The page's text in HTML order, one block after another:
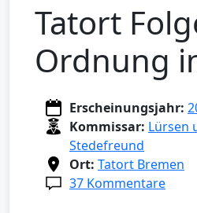
Tatort
Ordnung
Erscheinungsjahr:
Kommissar: Lürsen
Stedefreund
Ort: Tatort Bremen
37 Kommentare